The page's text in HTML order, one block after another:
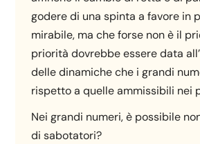
godere di una spinta a favore in
mirabile, ma che forse non è il
priorità dovrebbe essere data
delle dinamiche che i grandi
rispetto a quelle ammissibili nei
Nei grandi numeri, è possibile
di sabotatori?